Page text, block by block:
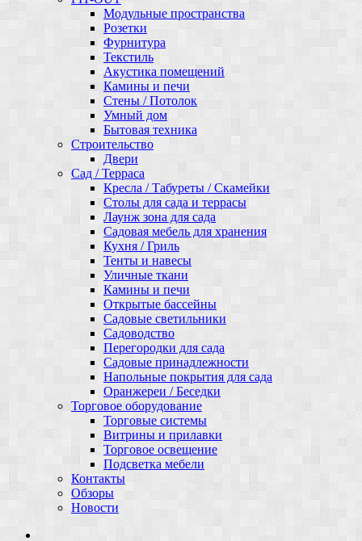
Модульные пространства
Розетки
Фурнитура
Текстиль
Акустика помещений
Камины и печи
Стены / Потолок
Умный дом
Бытовая техника
Строительство
Двери
Сад / Терраса
Кресла / Табуреты / Скамейки
Столы для сада и террасы
Лаунж зона для сада
Садовая мебель для хранения
Кухня / Гриль
Тенты и навесы
Уличные ткани
Камины и печи
Открытые бассейны
Садовые светильники
Садоводство
Перегородки для сада
Садовые принадлежности
Напольные покрытия для сада
Оранжереи / Беседки
Торговое оборудование
Торговые системы
Витрины и прилавки
Торговое освещение
Подсветка мебели
Контакты
Обзоры
Новости